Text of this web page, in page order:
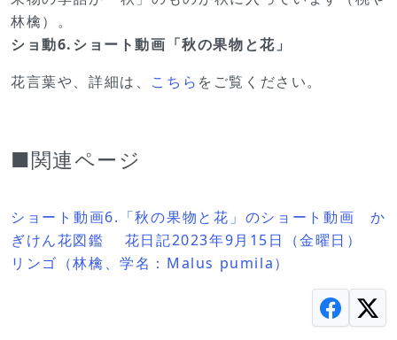
林檎）。
ショ動6.ショート動画「秋の果物と花」
花言葉や、詳細は、 こちら をご覧ください。
■関連ページ
ショート動画6.「秋の果物と花」のショート動画 か
ぎけん花図鑑 花日記2023年9月15日（金曜日）
リンゴ（林檎、学名：Malus pumila）